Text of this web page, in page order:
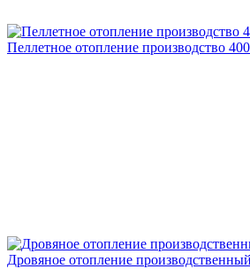
Пеллетное отопление производство
Дровяное отопление